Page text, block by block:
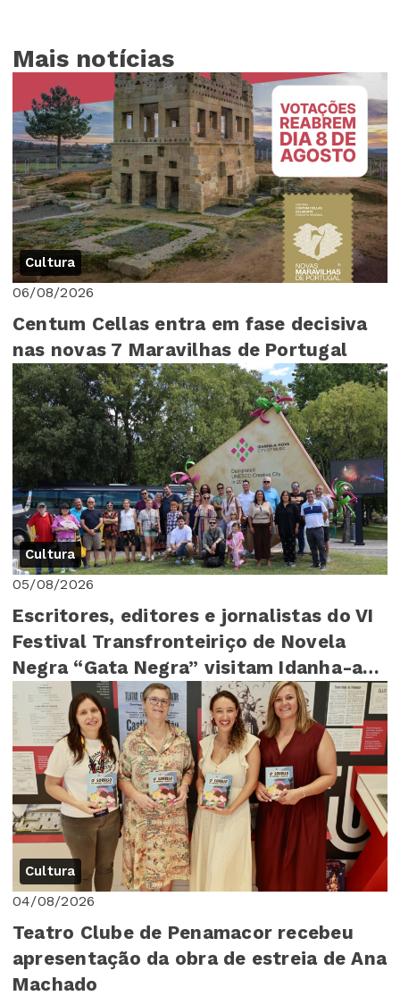
Mais notícias
Cultura
06/08/2026
Centum Cellas entra em fase decisiva
nas novas 7 Maravilhas de Portugal
Cultura
05/08/2026
Escritores, editores e jornalistas do VI
Festival Transfronteiriço de Novela
Negra “Gata Negra” visitam Idanha-a-
Nova
Cultura
04/08/2026
Teatro Clube de Penamacor recebeu
apresentação da obra de estreia de Ana
Machado